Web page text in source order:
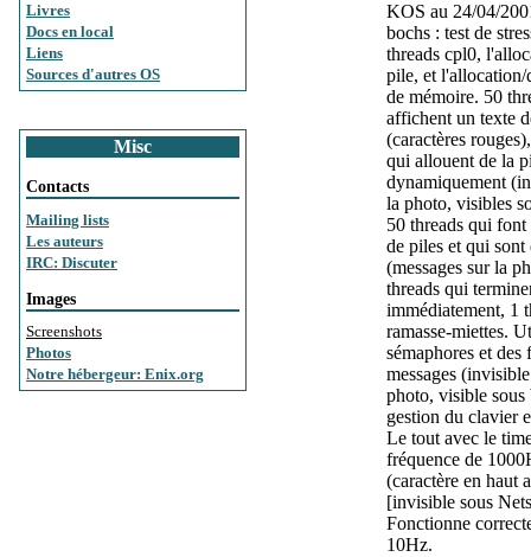
Livres
Docs en local
Liens
Sources d'autres OS
Misc
Contacts
Mailing lists
Les auteurs
IRC: Discuter
Images
Screenshots
Photos
Notre hébergeur: Enix.org
KOS au 24/04/
bochs : test de
threads cpl0,
pile, et l'allocation/
de mémoire. 50
affichent un texte
(caractères
qui allouent de la
dynamiquement
la photo, visibles
50 threads qui font
de piles et qui sont
(messages sur la
threads qui
immédiatement, 1
ramasse-miettes.
sémaphores et des
messages
photo, visible sous
gestion du clavier
Le tout avec le
fréquence de
(caractère en haut
[invisible sous
Fonctionne
10Hz.